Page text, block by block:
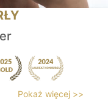
Pokaż więcej >>